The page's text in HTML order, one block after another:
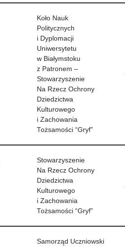
Koło Nauk
Politycznych
i Dyplomacji
Uniwersytetu
w Białymstoku
z Patronem –
Stowarzyszenie
Na Rzecz Ochrony
Dziedzictwa
Kulturowego
i Zachowania
Tożsamości “Gryf”
Stowarzyszenie
Na Rzecz Ochrony
Dziedzictwa
Kulturowego
i Zachowania
Tożsamości “Gryf”
Samorząd Uczniowski